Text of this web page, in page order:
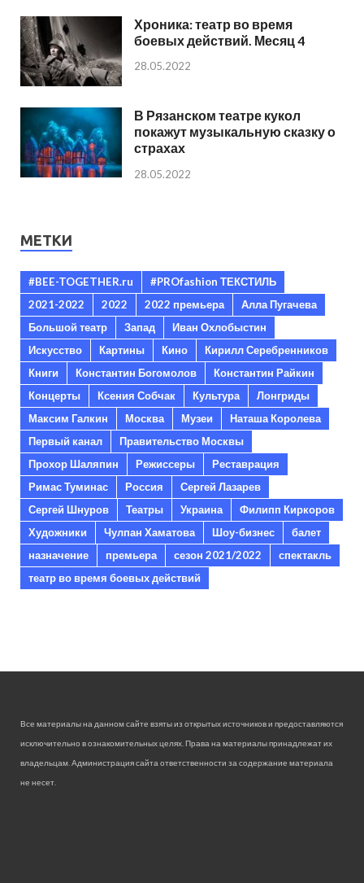
Хроника: театр во время
боевых действий. Месяц 4
28.05.2022
В Рязанском театре кукол
покажут музыкальную сказку о
страхах
28.05.2022
МЕТКИ
#BEE-TOGETHER.ru
#PROfashion ТЕКСТИЛЬ
2021-2022
2022 2022 премьера
Алла Пугачева
Большой театр
Запад
Иван Охлобыстин
Искусство
Картины Кино
Кирилл Серебренников
Книги
Константин Богомолов
Константин Райкин
Концерты
Ксения Собчак Культура
Лонгриды
Максим Галкин
Москва Музеи
Наташа Королева
Первый канал
Правительство Москвы
Прохор Шаляпин
Режиссеры
Реставрация
Римас Туминас
Россия
Сергей Лазарев
Сергей Шнуров
Театры Украина
Филипп Киркоров
Художники
Чулпан Хаматова Шоу-бизнес
балет
назначение
премьера сезон 2021/2022
спектакль
театр во время боевых действий
Все материалы на данном сайте взяты из открытых источников и предоставляются
исключительно в ознакомительных целях. Права на материалы принадлежат их
владельцам. Администрация сайта ответственности за содержание материала
не несет.